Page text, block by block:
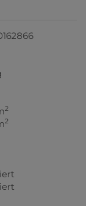
2
2